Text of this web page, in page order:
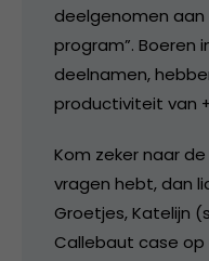
deelgenomen aan
program”. Boeren
deelnamen,
productiviteit van
Kom zeker naar
vragen hebt, dan
Groetjes, Katelijn
Callebaut case op